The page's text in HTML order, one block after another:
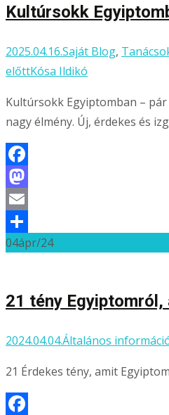
Kultúrsokk
2025.04.16.Saját Blog,
előttKósa Ildikó
Kultúrsokk Egyiptomban –
nagy élmény. Új, érdekes és
Facebook
Mastodon
Email
Ossza
04ápr/24
21 tény
2024.04.04.Általános
21 Érdekes tény, amit